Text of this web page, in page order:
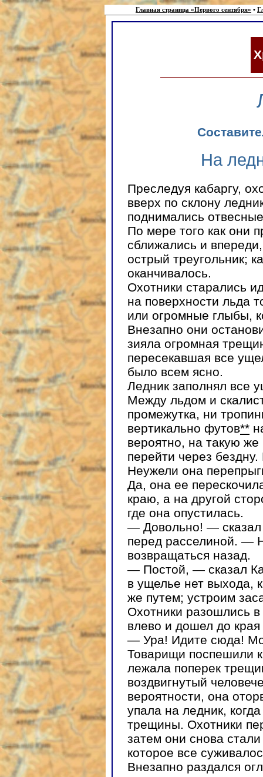
Главная страница «Первого сентября» •
На
Преследуя кабаргу,
вверх по склону
поднимались
По мере того как они
сближались и
острый треугольник;
оканчивалось.
Охотники старались
на поверхности льда
или огромные глыбы,
Внезапно они
зияла огромная
пересекавшая все
было всем ясно.
Ледник заполнял все
Между льдом и
промежутка, ни
вертикально футов**
вероятно, на такую
перейти через
Неужели она
Да, она ее
краю, а на другой
где она опустилась.
— Довольно! — сказал
перед расселиной. —
возвращаться назад.
— Постой, — сказал
в ущелье нет выхода,
же путем; устроим
Охотники разошлись
влево и дошел до
— Ура! Идите сюда!
Товарищи поспешили
лежала поперек
воздвигнутый
вероятности, она
упала на ледник,
трещины. Охотники
затем они снова
которое все
Внезапно раздался